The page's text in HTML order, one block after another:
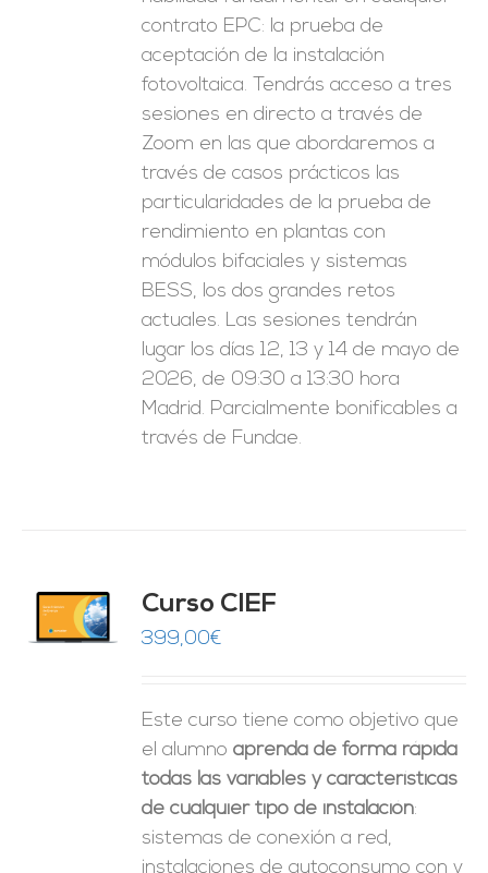
contrato EPC: la prueba de
aceptación de la instalación
fotovoltaica. Tendrás acceso a tres
sesiones en directo a través de
Zoom en las que abordaremos a
través de casos prácticos las
particularidades de la prueba de
rendimiento en plantas con
módulos bifaciales y sistemas
BESS, los dos grandes retos
actuales. Las sesiones tendrán
lugar los días 12, 13 y 14 de mayo de
2026, de 09:30 a 13:30 hora
Madrid. Parcialmente bonificables a
través de Fundae.
Curso CIEF
399,00€
Este curso tiene como objetivo que
el alumnoaprenda de forma rápida
todas las variables y características
de cualquier tipo de instalación:
sistemas de conexión a red,
instalaciones de autoconsumo con y